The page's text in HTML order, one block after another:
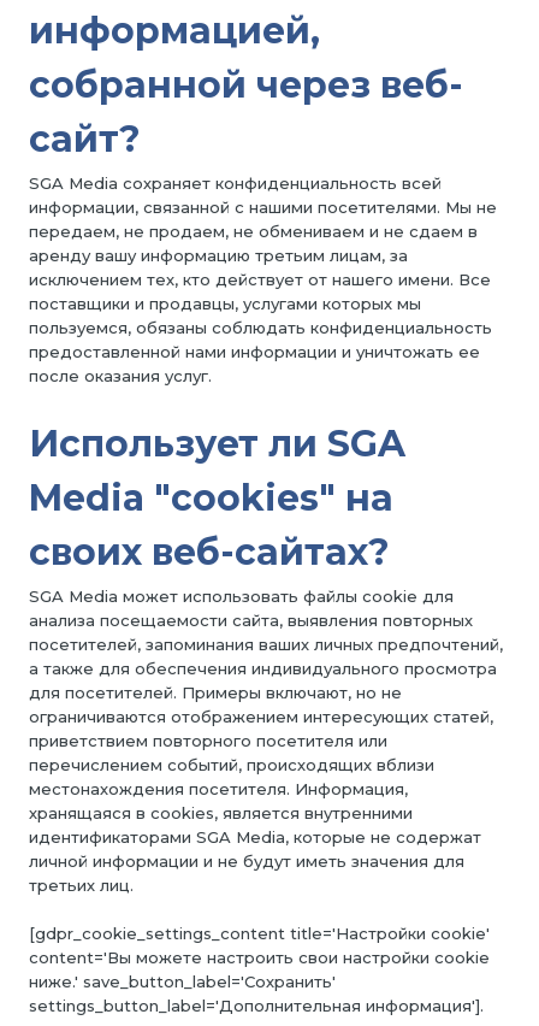
информацией,
собранной через веб-
сайт?
SGA Media сохраняет конфиденциальность всей
информации, связанной с нашими посетителями. Мы не
передаем, не продаем, не обмениваем и не сдаем в
аренду вашу информацию третьим лицам, за
исключением тех, кто действует от нашего имени. Все
поставщики и продавцы, услугами которых мы
пользуемся, обязаны соблюдать конфиденциальность
предоставленной нами информации и уничтожать ее
после оказания услуг.
Использует ли SGA
Media "cookies" на
своих веб-сайтах?
SGA Media может использовать файлы cookie для
анализа посещаемости сайта, выявления повторных
посетителей, запоминания ваших личных предпочтений,
а также для обеспечения индивидуального просмотра
для посетителей. Примеры включают, но не
ограничиваются отображением интересующих статей,
приветствием повторного посетителя или
перечислением событий, происходящих вблизи
местонахождения посетителя. Информация,
хранящаяся в cookies, является внутренними
идентификаторами SGA Media, которые не содержат
личной информации и не будут иметь значения для
третьих лиц.
[gdpr_cookie_settings_content title='Настройки cookie'
content='Вы можете настроить свои настройки cookie
ниже.' save_button_label='Сохранить'
settings_button_label='Дополнительная информация'].